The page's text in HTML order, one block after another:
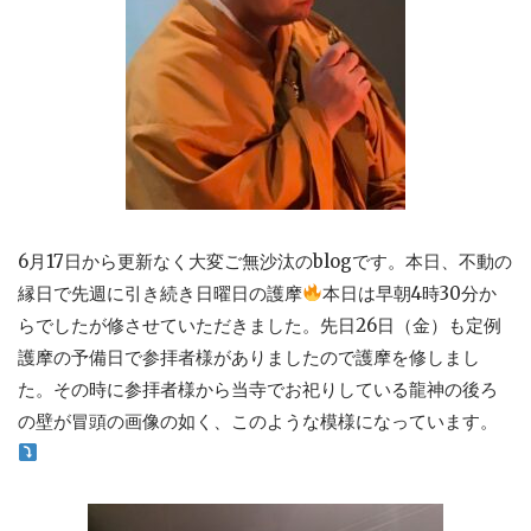
6月17日から更新なく大変ご無沙汰のblogです。本日、不動の
縁日で先週に引き続き日曜日の護摩
本日は早朝4時30分か
らでしたが修させていただきました。先日26日（金）も定例
護摩の予備日で参拝者様がありましたので護摩を修しまし
た。その時に参拝者様から当寺でお祀りしている龍神の後ろ
の壁が冒頭の画像の如く、このような模様になっています。